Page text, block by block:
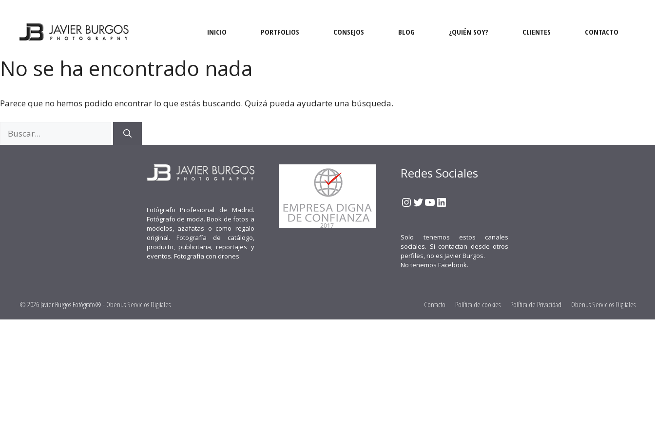
contenido
INICIO PORTFOLIOS CONSEJOS BLOG ¿QUIÉN SOY? CLIENTES CONTACTO
No se ha encontrado nada
Parece que no hemos podido encontrar lo que estás buscando. Quizá pueda ayudarte una búsqueda.
Fotógrafo Profesional de Madrid.
Fotógrafo de moda. Book de fotos a
modelos, azafatas o como regalo
original. Fotografía de catálogo,
producto, publicitaria, reportajes y
eventos. Fotografía con drones.
Redes Sociales
Instagram
Twitter
YouTube
LinkedIn
Solo tenemos estos canales
sociales. Si contactan desde otros
perfiles, no es Javier Burgos.
No tenemos Facebook.
Contacto Política de cookies Política de Privacidad Obenus Servicios Digitales
© 2026 Javier Burgos Fotógrafo® - Obenus Servicios Digitales